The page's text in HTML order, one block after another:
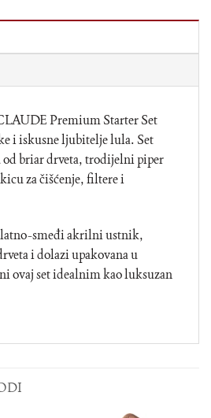
Premium Starter Set
i iskusne ljubitelje lula. Set
briar drveta, trodijelni piper
za čišćenje, filtere i
smeđi akrilni ustnik,
i dolazi upakovana u
ovaj set idealnim kao luksuzan